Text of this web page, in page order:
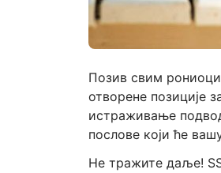
Позив свим
отворене позиције
истраживање
послове који ће
Не тражите даље!